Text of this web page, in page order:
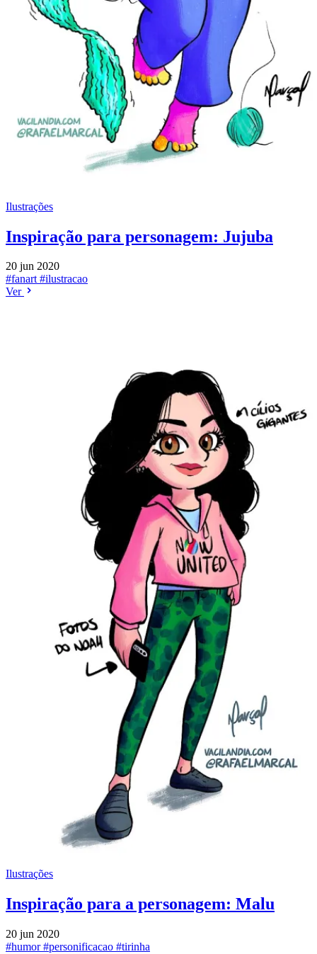
Ilustrações
Inspiração para personagem: Jujuba
20 jun 2020
#fanart#ilustracao
Ver
Ilustrações
Inspiração para a personagem: Malu
20 jun 2020
#humor#personificacao #tirinha